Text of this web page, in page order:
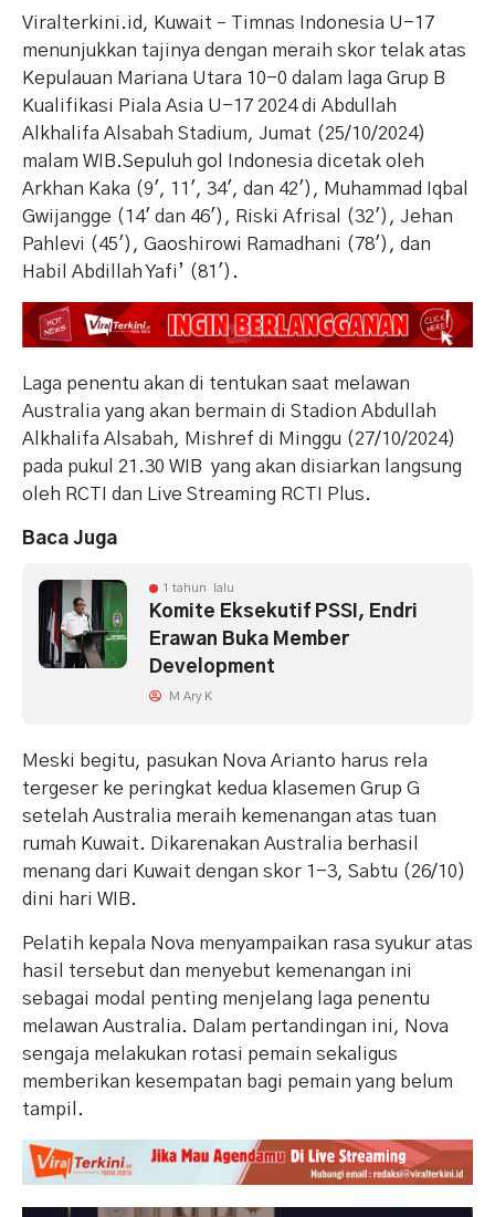
Viralterkini.id, Kuwait – Timnas Indonesia U-17
menunjukkan tajinya dengan meraih skor telak atas
Kepulauan Mariana Utara 10-0 dalam laga Grup B
Kualifikasi Piala Asia U-17 2024 di Abdullah
Alkhalifa Alsabah Stadium, Jumat (25/10/2024)
malam WIB.Sepuluh gol Indonesia dicetak oleh
Arkhan Kaka (9′, 11′, 34′, dan 42′), Muhammad Iqbal
Gwijangge (14′ dan 46′), Riski Afrisal (32′), Jehan
Pahlevi (45′), Gaoshirowi Ramadhani (78′), dan
Habil Abdillah Yafi’ (81′).
Laga penentu akan di tentukan saat melawan
Australia yang akan bermain di Stadion Abdullah
Alkhalifa Alsabah, Mishref di Minggu (27/10/2024)
pada pukul 21.30 WIB yang akan disiarkan langsung
oleh RCTI dan Live Streaming RCTI Plus.
Baca Juga
1 tahun lalu
Komite Eksekutif PSSI, Endri
Erawan Buka Member
Development
M Ary K
Meski begitu, pasukan Nova Arianto harus rela
tergeser ke peringkat kedua klasemen Grup G
setelah Australia meraih kemenangan atas tuan
rumah Kuwait. Dikarenakan Australia berhasil
menang dari Kuwait dengan skor 1-3, Sabtu (26/10)
dini hari WIB.
Pelatih kepala Nova menyampaikan rasa syukur atas
hasil tersebut dan menyebut kemenangan ini
sebagai modal penting menjelang laga penentu
melawan Australia. Dalam pertandingan ini, Nova
sengaja melakukan rotasi pemain sekaligus
memberikan kesempatan bagi pemain yang belum
tampil.